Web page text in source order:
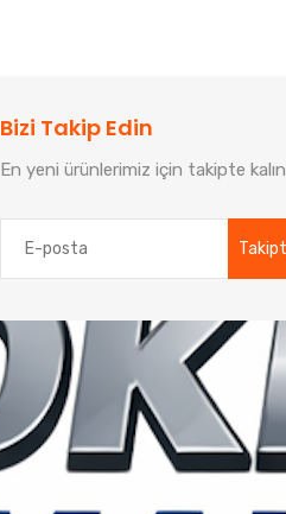
Bizi Takip Edin
En yeni ürünlerimiz için takipte kalın